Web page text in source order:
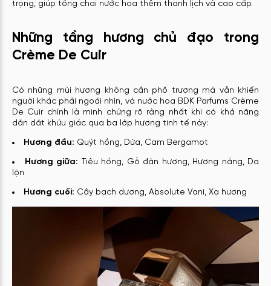
trọng, giúp tổng chai nước hoa thêm thanh lịch và cao cấp.
Những tầng hương chủ đạo trong
Crème De Cuir
Có những mùi hương không cần phô trương mà vẫn khiến
người khác phải ngoái nhìn, và nước hoa BDK Parfums Crème
De Cuir chính là minh chứng rõ ràng nhất khi có khả năng
dẫn dắt khứu giác qua ba lớp hương tinh tế này:
Hương đầu: Quýt hồng, Dứa, Cam Bergamot
Hương giữa: Tiêu hồng, Gỗ đàn hương, Hương nắng, Da
lộn
Hương cuối: Cây bạch dương, Absolute Vani, Xạ hương